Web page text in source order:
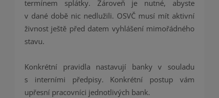
termínem splátky. Zároveň je nutné, abyste
v dané době nic nedlužili. OSVČ musí mít aktivní
živnost ještě před datem vyhlášení mimořádného
stavu.
Konkrétní pravidla nastavují banky v souladu
s interními předpisy. Konkrétní postup vám
upřesní pracovníci jednotlivých bank.